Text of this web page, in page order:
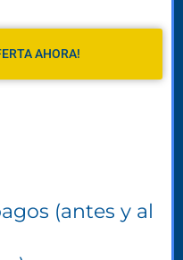
AHORA!
(antes y al